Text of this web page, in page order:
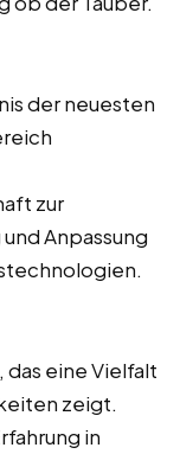
der neuesten
zur
Anpassung
das eine Vielfalt
zeigt.
in